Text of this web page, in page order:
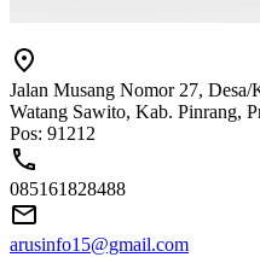
Jalan Musang Nomor 27,
Watang Sawito, Kab. Pinrang,
Pos: 91212
085161828488
arusinfo15@gmail.com